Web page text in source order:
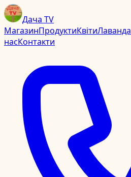
Дача TV
МагазинПродуктиКвітиЛаванда
насКонтакти